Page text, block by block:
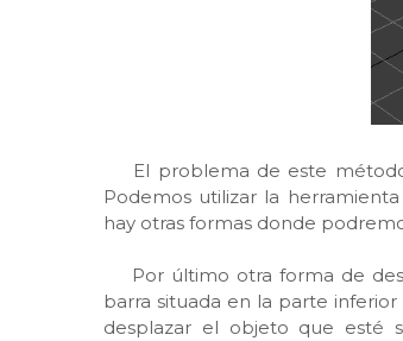
El problema de este
Podemos utilizar la herramienta
hay otras formas donde
Por último otra forma de
barra situada en la parte
desplazar el objeto que esté